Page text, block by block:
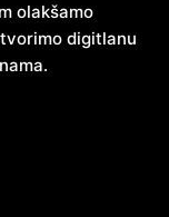
olakšamo
digitlanu